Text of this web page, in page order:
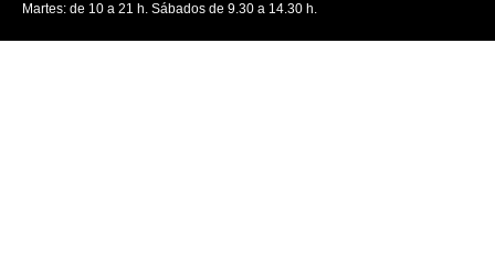
Martes: de 10 a 21 h. Sábados de 9.30 a 14.30 h.